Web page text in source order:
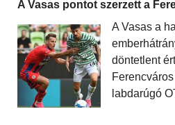
A Vasas pontot szerzett a
A Vasas a
döntetlent
labdarúgó